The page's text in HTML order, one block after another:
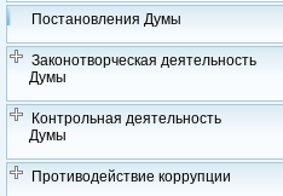
Постановления Думы
Законотворческая деятельность
Думы
Контрольная деятельность
Думы
Противодействие коррупции